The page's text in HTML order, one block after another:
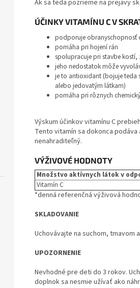
Ak sa teda pozrieme na prejavy
ÚČINKY VITAMÍNU C V
podporuje obranyschopnosť
pomáha pri hojení rán
spolupracuje pri stavbe
jeho nedostatok môže
je to antioxidant (bojuje teda
alebo jedovatým látkam)
pomáha pri rôznych
Výskum účinkov vitamínu C
Tento vitamín sa dokonca
nenahraditeľný.
VÝŽIVOVÉ HODNOTY
Množstvo aktívnych látok v
Vitamín C
*denná referenčná výživová
SKLADOVANIE
Uchovávajte na suchom, tmavom
UPOZORNENIE
Nevhodné pre deti do 3 rokov.
doplnok sa nesmie užívať ako